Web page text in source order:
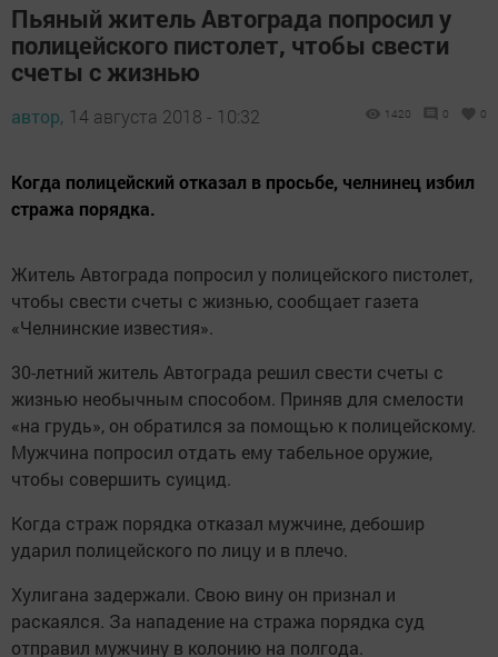
Пьяный житель Автограда попросил у
полицейского пистолет, чтобы свести
счеты с жизнью
автор, 14 августа 2018 - 10:32 1420 0 0
Когда полицейский отказал в просьбе, челнинец избил
стража порядка.
Житель Автограда попросил у полицейского пистолет,
чтобы свести счеты с жизнью, сообщает газета
«Челнинские известия».
30-летний житель Автограда решил свести счеты с
жизнью необычным способом. Приняв для смелости
«на грудь», он обратился за помощью к полицейскому.
Мужчина попросил отдать ему табельное оружие,
чтобы совершить суицид.
Когда страж порядка отказал мужчине, дебошир
ударил полицейского по лицу и в плечо.
Хулигана задержали. Свою вину он признал и
раскаялся. За нападение на стража порядка суд
отправил мужчину в колонию на полгода.